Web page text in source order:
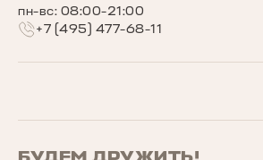
пн-вс: 08:00-21:00
+7 (495) 477-68-11